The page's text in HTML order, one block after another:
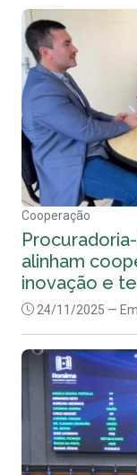
Cooperação
alinham
inovação e
24/11/2025 —